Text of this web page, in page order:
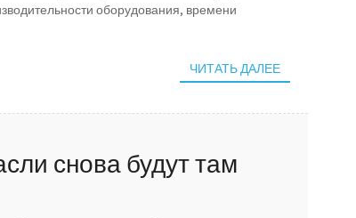
оборудования, времени
ЧИТАТЬ ДАЛЕЕ
снова будут там